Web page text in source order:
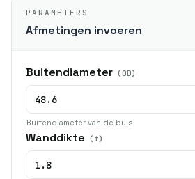
PARAMETERS
Afmetingen invoeren
Buitendiameter (OD)
Buitendiameter van de buis
Wanddikte (t)